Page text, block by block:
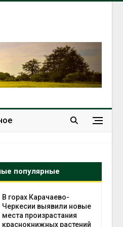
популярные
В горах Карачаево-
Черкесии выявили новые
места произрастания
краснокнижных растений